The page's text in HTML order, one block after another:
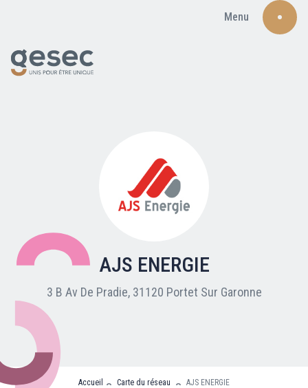
Menu
Nos adhérents
Carte du réseau
Nos partenaires
Clients professionnels
AJS ENERGIE
3 B Av De Pradie, 31120 Portet Sur Garonne
Accueil Carte du réseau AJS ENERGIE